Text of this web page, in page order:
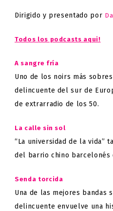
Dirigido y presentado por
Todos los podcasts aqui!
A sangre fría
Uno de los noirs más
delincuente del sur de
de extrarradio de los 50.
La calle sin sol
“La universidad de la vida”
del barrio chino barcelonés
Senda torcida
Una de las mejores bandas
delincuente envuelve una